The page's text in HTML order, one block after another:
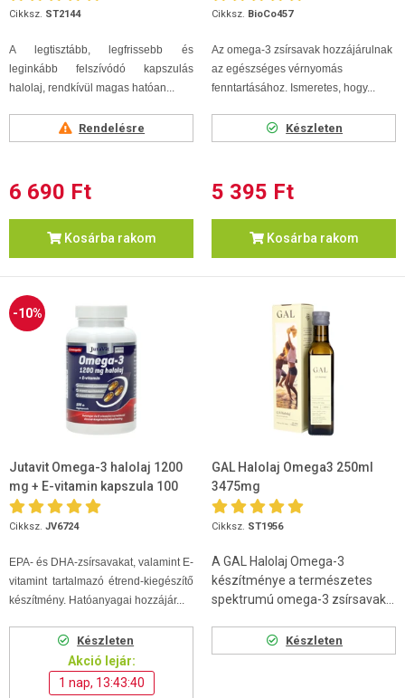
Cikksz. ST2144
A legtisztább, legfrissebb és
leginkább felszívódó kapszulás
halolaj, rendkívül magas hatóan...
Rendelésre
6 690 Ft
Kosárba rakom
Cikksz. BioCo457
Az omega-3 zsírsavak hozzájárulnak
az egészséges vérnyomás
fenntartásához. Ismeretes, hogy...
Készleten
5 395 Ft
Kosárba rakom
-10%
Jutavit Omega-3 halolaj 1200
mg + E-vitamin kapszula 100
db
Cikksz. JV6724
EPA- és DHA-zsírsavakat, valamint E-
vitamint tartalmazó étrend-kiegészítő
készítmény. Hatóanyagai hozzájár...
Készleten
Akció lejár:
1 nap, 13:43:39
GAL Halolaj Omega3 250ml
3475mg
Cikksz. ST1956
A GAL Halolaj Omega-3
készítménye a természetes
spektrumú omega-3 zsírsavak...
Készleten